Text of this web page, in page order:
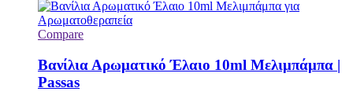
Compare
Βανίλια Αρωματικό Έλαιο 10ml Μελιμπάμπα |
Passas